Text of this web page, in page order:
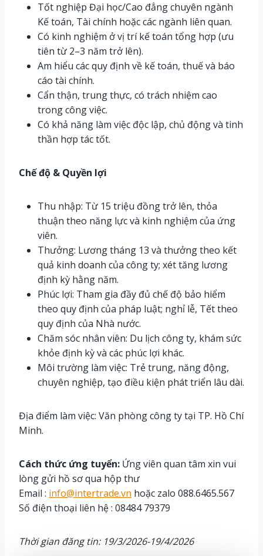
Tốt nghiệp Đại học/Cao đẳng chuyên ngành
Kế toán, Tài chính hoặc các ngành liên quan.
Có kinh nghiệm ở vị trí kế toán tổng hợp (ưu
tiên từ 2–3 năm trở lên).
Am hiểu các quy định về kế toán, thuế và báo
cáo tài chính.
Cẩn thận, trung thực, có trách nhiệm cao
trong công việc.
Có khả năng làm việc độc lập, chủ động và tinh
thần hợp tác tốt.
Chế độ & Quyền lợi
Thu nhập: Từ 15 triệu đồng trở lên, thỏa
thuận theo năng lực và kinh nghiệm của ứng
viên.
Thưởng: Lương tháng 13 và thưởng theo kết
quả kinh doanh của công ty; xét tăng lương
định kỳ hằng năm.
Phúc lợi: Tham gia đầy đủ chế độ bảo hiểm
theo quy định của pháp luật; nghỉ lễ, Tết theo
quy định của Nhà nước.
Chăm sóc nhân viên: Du lịch công ty, khám sức
khỏe định kỳ và các phúc lợi khác.
Môi trường làm việc: Trẻ trung, năng động,
chuyên nghiệp, tạo điều kiện phát triển lâu dài.
Địa điểm làm việc: Văn phòng công ty tại TP. Hồ Chí
Minh.
Cách thức ứng tuyển: Ứng viên quan tâm xin vui
lòng gửi hồ sơ qua hộp thư
Email : info@intertrade.vn hoặc zalo 088.6465.567
Số điện thoại liên hệ : 08484 79379
Thời gian đăng tin: 19/3/2026-19/4/2026